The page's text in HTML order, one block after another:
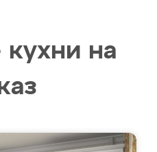
на